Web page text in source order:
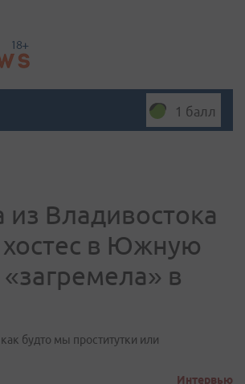
1 балл
Владивостока
хостес в Южную
в
будто мы проститутки или
Интервью